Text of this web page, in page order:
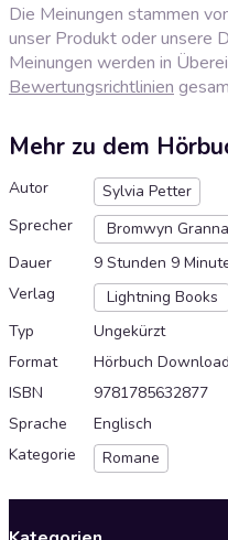
Die Meinungen stammen
unser Produkt oder unsere
Meinungen werden in
Bewertungsrichtlinien
Mehr zu dem
Autor
Sylvia Petter
Sprecher
Bromwyn
Dauer
9 Stunden 9
Verlag
Lightning Books
Typ
Ungekürzt
Format
Hörbuch Download
ISBN
9781785632877
Sprache
Englisch
Kategorie
Romane